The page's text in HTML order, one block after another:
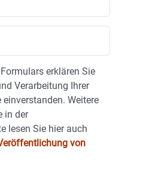
erklären Sie
Verarbeitung Ihrer
Weitere
in der
lesen Sie hier auch
von